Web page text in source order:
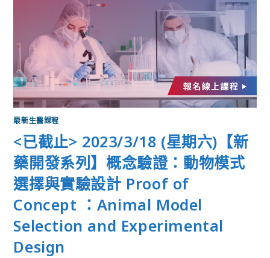
最新生醫課程
<已截止> 2023/3/18 (星期六)【新
藥開發系列】概念驗證：動物模式
選擇與實驗設計 Proof of
Concept ：Animal Model
Selection and Experimental
Design